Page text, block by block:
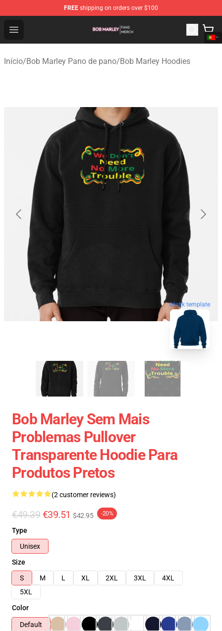
FREE shipping on orders over $100
Open menu
Bob Marley Shop - Official Bob Marley Merchandise
Início/Bob Marley Pano de pano/Bob Marley Hoodies
blank template
Bob Marley Sem Mais
Problemas Pullover
Transparente Hoodie Para
Produtos Pretos
(2 customer reviews)
€49.39 €39.51 $42.95 -20%
Type
Unisex
Size
S
M L XL 2XL 3XL
4XL
5XL
Color
Default